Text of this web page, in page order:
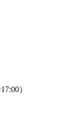
）